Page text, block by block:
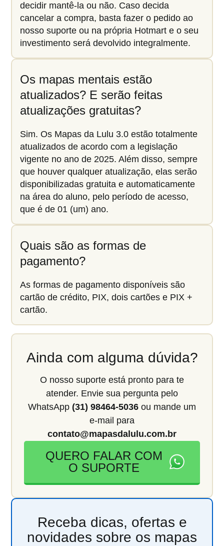
decidir mantê-la ou não. Caso decida
cancelar a compra, basta fazer o pedido ao
nosso suporte ou na própria Hotmart e o seu
investimento será devolvido integralmente.
Os mapas mentais estão
atualizados? E serão feitas
atualizações gratuitas?
Sim. Os Mapas da Lulu 3.0 estão totalmente
atualizados de acordo com a legislação
vigente no ano de 2025. Além disso, sempre
que houver qualquer atualização, elas serão
disponibilizadas gratuita e automaticamente
na área do aluno, pelo período de acesso,
que é de 01 (um) ano.
Quais são as formas de
pagamento?
As formas de pagamento disponíveis são
cartão de crédito, PIX, dois cartões e PIX +
cartão.
Ainda com alguma dúvida?
O nosso suporte está pronto para te
atender. Envie sua pergunta pelo
WhatsApp (31) 98464-5036 ou mande um
e-mail para
contato@mapasdalulu.com.br
QUERO FALAR COM
O SUPORTE
Receba dicas, ofertas e
novidades sobre os mapas